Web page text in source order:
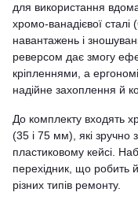
для використання
хромо-ванадієвої сталі
навантажень і
реверсом дає змогу
кріпленнями, а
надійне захоплення й
До комплекту входять
(35 і 75 мм), які зручно
пластиковому кейсі.
перехідник, що робить
різних типів ремонту.